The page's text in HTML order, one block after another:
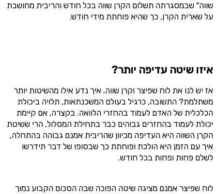
שווה" שבמסגרתה תשלום הקרן שווה בכל חודש והריבית מחושבת
על שארית הקרן, כך שהיא פוחתת מידי חודש.
איזו שיטה עדיפה יותר?
אז יש לנו את לוח שפיצר וקרן שווה. איך נדע אילו מהשיטות יותר
משתלמת? התשובה, כרגיל בעולם המשכנתאות, תלויה ביכולת
הכלכלית של האדם לעמוד בהחזרי הלוואה. בקצרה, אם קיימת
יכולת לעמוד בהחזרים גבוהים כבר בתחילת המסלול, הרי ששיטת
הקרן השווה היא העדיפה מכיוון שהריבית אמנם גבוהה בהתחלה,
איך עם הזמן היא הולכת ופוחתת כך שבסופו של דבר תידרשו
לשלם פחות ופחות בכל חודש.
לוח שפיצר אמנם מציגה שיטה הפוכה שבה הסכום הקבוע נמוך